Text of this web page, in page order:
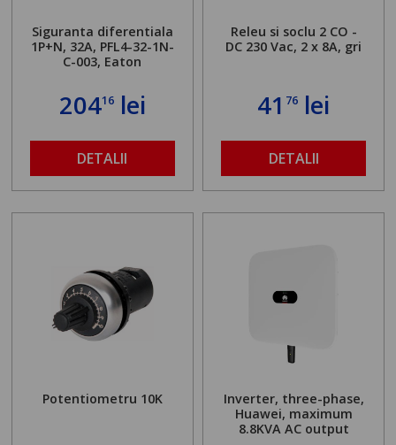
Siguranta diferentiala
1P+N, 32A, PFL4-32-1N-
C-003, Eaton
20416lei
DETALII
Releu si soclu 2 CO -
DC 230 Vac, 2 x 8A, gri
41 76 lei
DETALII
Potentiometru 10K
Inverter, three-phase,
Huawei, maximum
8.8KVA AC output